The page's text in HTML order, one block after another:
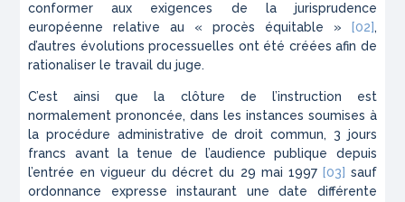
conformer aux exigences de la jurisprudence
européenne relative au « procès équitable » [02],
d’autres évolutions processuelles ont été créées afin de
rationaliser le travail du juge.
C’est ainsi que la clôture de l’instruction est
normalement prononcée, dans les instances soumises à
la procédure administrative de droit commun, 3 jours
francs avant la tenue de l’audience publique depuis
l’entrée en vigueur du décret du 29 mai 1997 [03] sauf
ordonnance expresse instaurant une date différente